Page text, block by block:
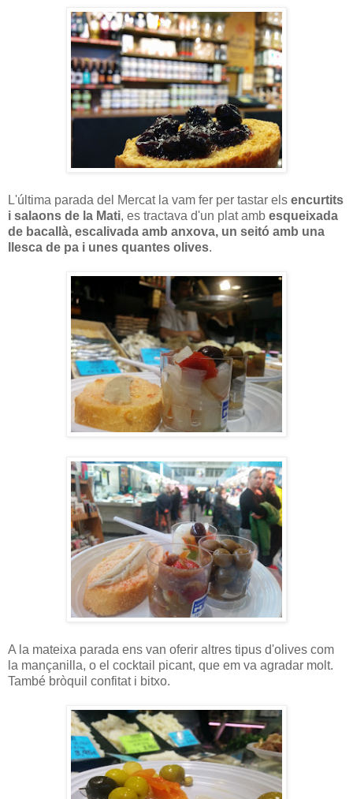
L'última parada del Mercat la vam fer per tastar els encurtits
i salaons de la Mati, es tractava d'un plat amb esqueixada
de bacallà, escalivada amb anxova, un seitó amb una
llesca de pa i unes quantes olives.
A la mateixa parada ens van oferir altres tipus d'olives com
la mançanilla, o el cocktail picant, que em va agradar molt.
També bròquil confitat i bitxo.